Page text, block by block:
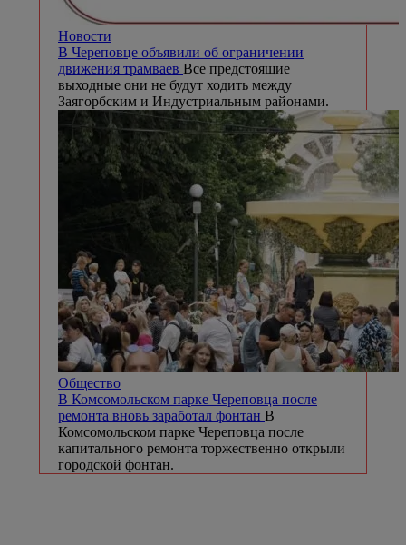
Новости
В Череповце объявили об ограничении
движения трамваев Все предстоящие
выходные они не будут ходить между
Заягорбским и Индустриальным районами.
Общество
В Комсомольском парке Череповца после
ремонта вновь заработал фонтан В
Комсомольском парке Череповца после
капитального ремонта торжественно открыли
городской фонтан.